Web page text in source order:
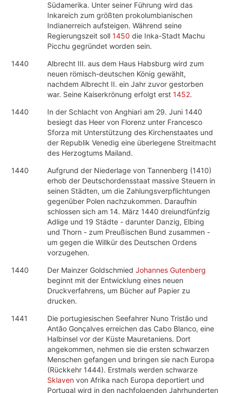
Südamerika. Unter seiner Führung wird das
Inkareich zum größten prokolumbianischen
Indianerreich aufsteigen. Während seine
Regierungszeit soll 1450 die Inka-Stadt Machu
Picchu gegründet worden sein.
1440
Albrecht III. aus dem Haus Habsburg wird zum
neuen römisch-deutschen König gewählt,
nachdem Albrecht II. ein Jahr zuvor gestorben
war. Seine Kaiserkrönung erfolgt erst 1452.
1440
In der Schlacht von Anghiari am 29. Juni 1440
besiegt das Heer von Florenz unter Francesco
Sforza mit Unterstützung des Kirchenstaates und
der Republik Venedig eine überlegene Streitmacht
des Herzogtums Mailand.
1440
Aufgrund der Niederlage von Tannenberg (1410)
erhob der Deutschordensstaat massive Steuern in
seinen Städten, um die Zahlungsverpflichtungen
gegenüber Polen nachzukommen. Daraufhin
schlossen sich am 14. März 1440 dreiundfünfzig
Adlige und 19 Städte - darunter Danzig, Elbing
und Thorn - zum Preußischen Bund zusammen -
um gegen die Willkür des Deutschen Ordens
vorzugehen.
1440
Der Mainzer Goldschmied Johannes Gutenberg
beginnt mit der Entwicklung eines neuen
Druckverfahrens, um Bücher auf Papier zu
drucken.
1441
Die portugiesischen Seefahrer Nuno Tristão und
Antão Gonçalves erreichen das Cabo Blanco, eine
Halbinsel vor der Küste Mauretaniens. Dort
angekommen, nehmen sie die ersten schwarzen
Menschen gefangen und bringen sie nach Europa
(Rückkehr 1444). Erstmals werden schwarze
Sklaven von Afrika nach Europa deportiert und
Portugal wird in den nachfolgenden Jahrhunderten